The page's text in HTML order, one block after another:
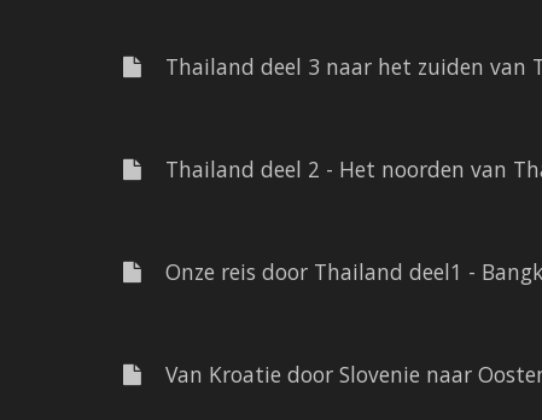
Thailand deel 3 naar het zuiden van
Thailand deel 2 - Het noorden van
Onze reis door Thailand deel1 -
Van Kroatie door Slovenie naar